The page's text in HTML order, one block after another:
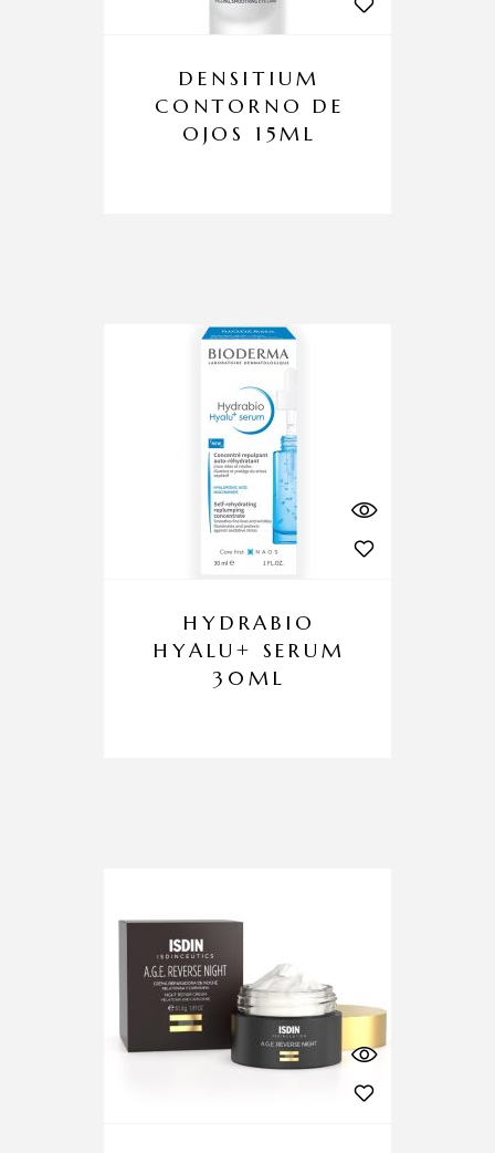
DENSITIUM
CONTORNO DE
OJOS 15ML
HYDRABIO
HYALU+ SERUM
30ML